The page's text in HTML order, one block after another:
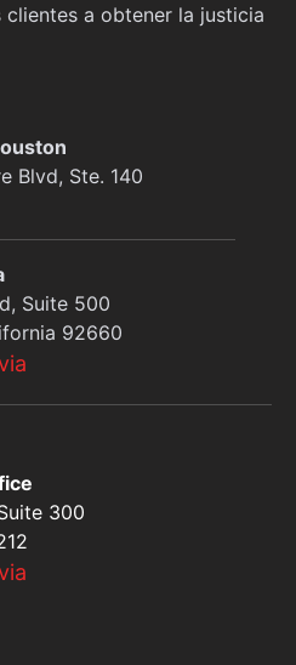
a obtener la justicia
Blvd, Ste. 140
Suite 500
92660
300